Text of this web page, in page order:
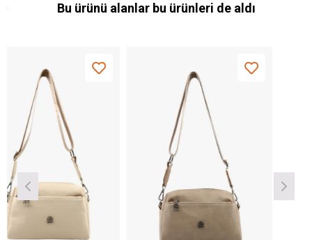
Bu ürünü alanlar bu ürünleri de aldı